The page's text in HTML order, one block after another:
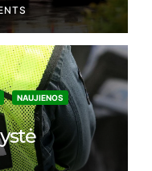
NAUJIENOS